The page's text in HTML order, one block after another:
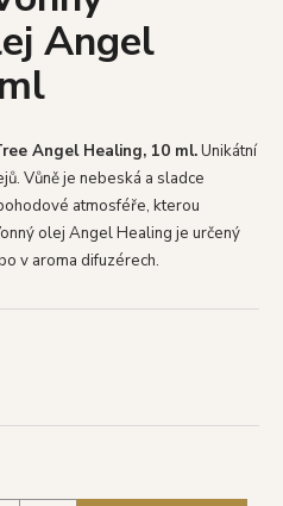
Angel
Angel Healing, 10 ml.Unikátní
Vůně je nebeská a sladce
atmosféře, kterou
olej Angel Healing je určený
v aroma difuzérech.